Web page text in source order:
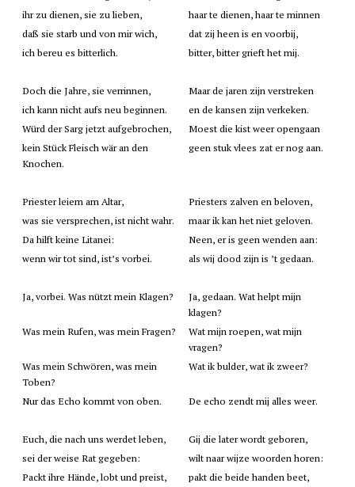
ihr zu dienen, sie zu lieben,
haar te dienen, haar te minnen
daß sie starb und von mir wich,
dat zij heen is en voorbij,
ich bereu es bitterlich.
bitter, bitter grieft het mij.
Doch die Jahre, sie verrinnen,
Maar de jaren zijn verstreken
ich kann nicht aufs neu beginnen.
en de kansen zijn verkeken.
Würd der Sarg jetzt aufgebrochen,
Moest die kist weer opengaan
kein Stück Fleisch wär an den
Knochen.
geen stuk vlees zat er nog aan.
Priester leiern am Altar,
Priesters zalven en beloven,
was sie versprechen, ist nicht wahr.
maar ik kan het niet geloven.
Da hilft keine Litanei:
Neen, er is geen wenden aan:
wenn wir tot sind, ist’s vorbei.
als wij dood zijn is ’t gedaan.
Ja, vorbei. Was nützt mein Klagen?
Ja, gedaan. Wat helpt mijn
klagen?
Was mein Rufen, was mein Fragen?
Wat mijn roepen, wat mijn
vragen?
Was mein Schwören, was mein
Toben?
Wat ik bulder, wat ik zweer?
Nur das Echo kommt von oben. De echo zendt mij alles weer.
Euch, die nach uns werdet leben,
Gij die later wordt geboren,
sei der weise Rat gegeben:
wilt naar wijze woorden horen:
Packt ihre Hände, lobt und preist,
pakt die beide handen beet,